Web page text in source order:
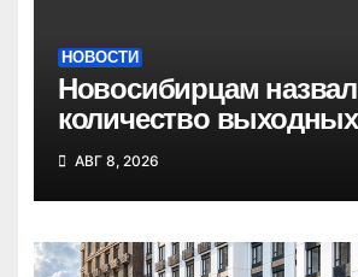
НОВОСТИ
Новосибирцам
количество
праздники в 2027 году
АВГ 8, 2026